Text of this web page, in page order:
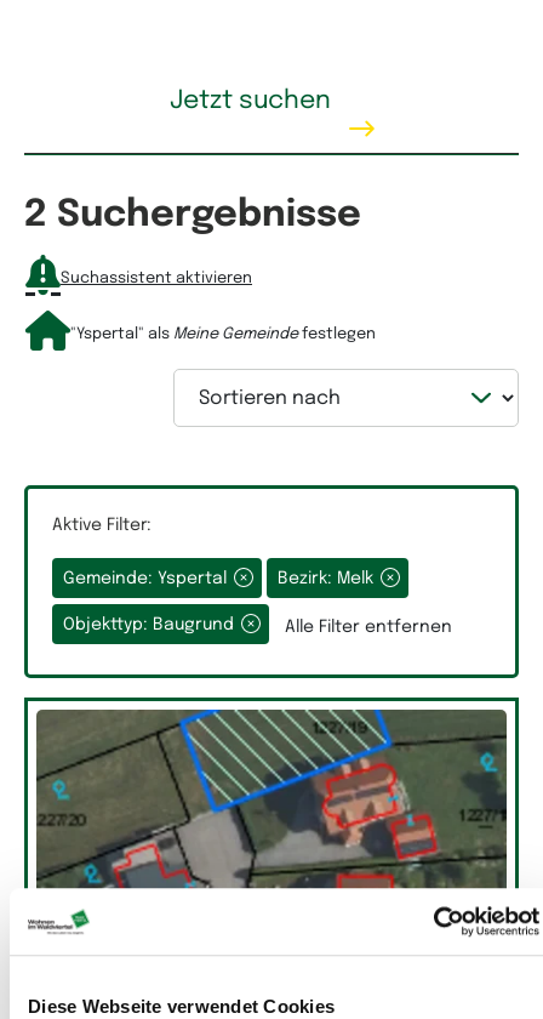
Diese Webseite verwendet Cookies
Grundfläche
Räume
Auswahlfeld Räume.
Jetzt suchen
2 Suchergebnisse
Suchassistent aktivieren
"Yspertal" als Meine Gemeindefestlegen
Sortieren nach
Aktive Filter:
Gemeinde: Yspertal Bezirk: Melk
Objekttyp: Baugrund Alle Filter entfernen